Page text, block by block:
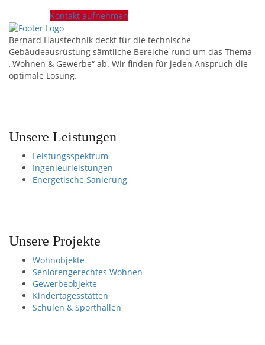
Kontakt aufnehmen
Bernard Haustechnik deckt für die technische
Gebäudeausrüstung sämtliche Bereiche rund um das Thema
„Wohnen & Gewerbe“ ab. Wir finden für jeden Anspruch die
optimale Lösung.
Unsere Leistungen
Leistungsspektrum
Ingenieurleistungen
Energetische Sanierung
Unsere Projekte
Wohnobjekte
Seniorengerechtes Wohnen
Gewerbeobjekte
Kindertagesstätten
Schulen & Sporthallen